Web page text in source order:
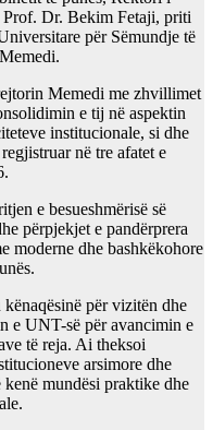
Prof. Dr. Bekim Fetaji, priti
për Sëmundje të
Memedi me zhvillimet
e tij në aspektin
institucionale, si dhe
në tre afatet e
e besueshmërisë së
përpjekjet e pandërprera
moderne dhe bashkëkohore
për vizitën dhe
e UNT-së për avancimin e
të reja. Ai theksoi
arsimore dhe
kenë mundësi praktike dhe